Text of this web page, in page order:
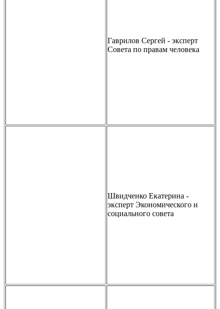
Гаврилов Сергей - эксперт
Совета по правам человека
Швидченко Екатерина -
эксперт Экономического и
социального совета